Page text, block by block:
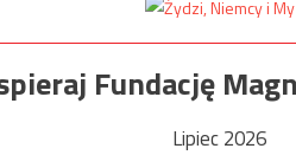
Fundację
Lipiec 2026